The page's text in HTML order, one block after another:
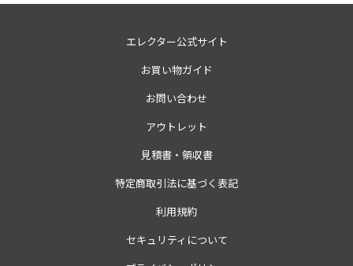
エレクター公式サイト
お買い物ガイド
お問い合わせ
アウトレット
見積書・領収書
特定商取引法に基づく表記
利用規約
セキュリティについて